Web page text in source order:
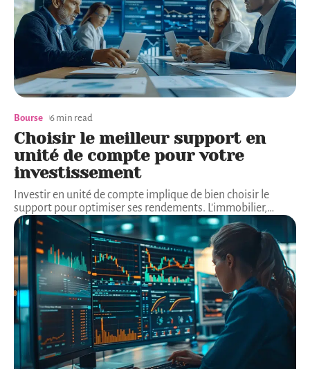
Bourse 6 min read
Choisir le meilleur support en
unité de compte pour votre
investissement
Investir en unité de compte implique de bien choisir le
support pour optimiser ses rendements. L'immobilier,…